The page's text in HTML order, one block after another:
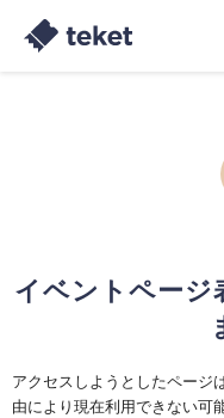
イベントページ
アクセスしようとしたページ
由により現在利用できない可